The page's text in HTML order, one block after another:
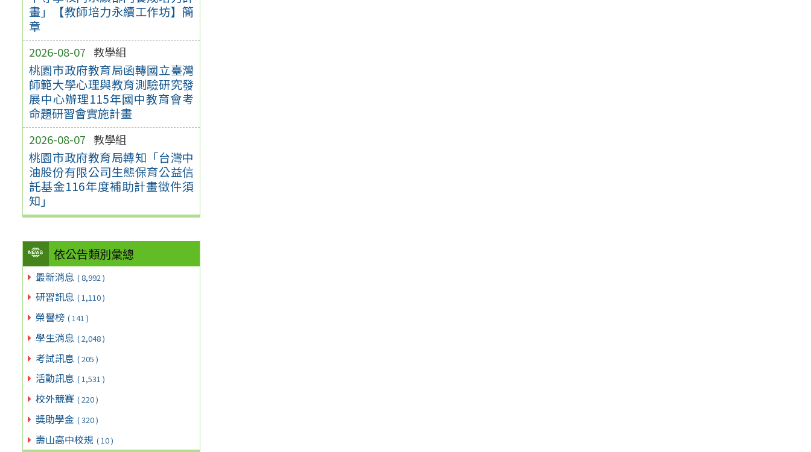
畫」【教師培力永續工作坊】簡
章
2026-08-07 教學組
桃園市政府教育局函轉國立臺灣
師範大學心理與教育測驗研究發
展中心辦理115年國中教育會考
命題研習會實施計畫
2026-08-07 教學組
桃園市政府教育局轉知「台灣中
油股份有限公司生態保育公益信
託基金116年度補助計畫徵件須
知」
依公告類別彙總
最新消息 ( 8,992 )
研習訊息 ( 1,110 )
榮譽榜 ( 141 )
學生消息 ( 2,048 )
考試訊息 ( 205 )
活動訊息 ( 1,531 )
校外競賽 ( 220 )
獎助學金 ( 320 )
壽山高中校規 ( 10 )